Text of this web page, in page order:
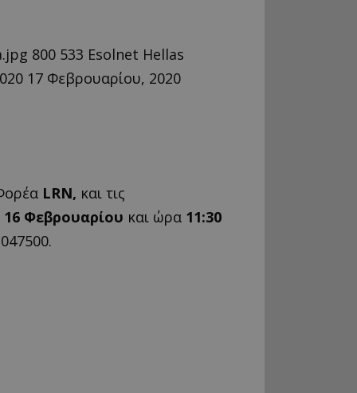
800 533 Esolnet Hellas
17 Φεβρουαρίου, 2020
LRN, και τις
16 Φεβρουαρίου και ώρα 11:30